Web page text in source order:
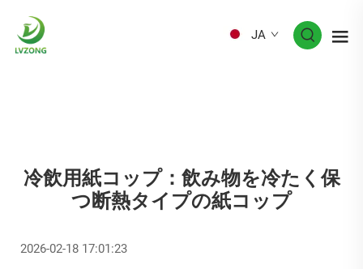
JA
冷飲用紙コップ：飲み物を冷たく保
つ断熱タイプの紙コップ
2026-02-18 17:01:23